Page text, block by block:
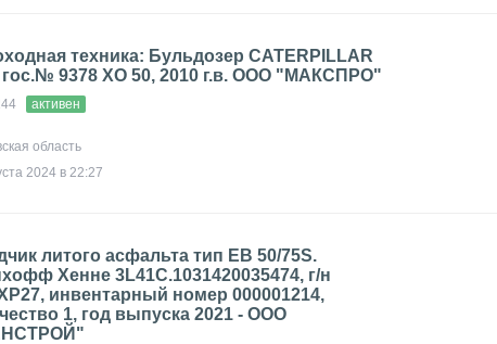
техника: Бульдозер CATERPILLAR
гос.№ 9378 ХО 50, 2010 г.в. ООО "МАКСПРО"
активен
область
2024 в 22:27
литого асфальта тип EB 50/75S.
Хенне 3L41C.1031420035474, г/н
инвентарный номер 000001214,
1, год выпуска 2021 - ООО